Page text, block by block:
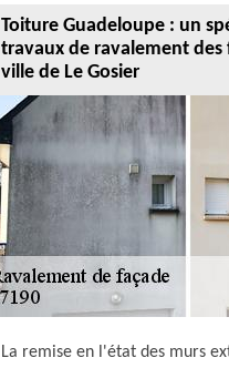
Toiture Guadeloupe : un
travaux de ravalement des
ville de Le Gosier
La remise en l'état des murs